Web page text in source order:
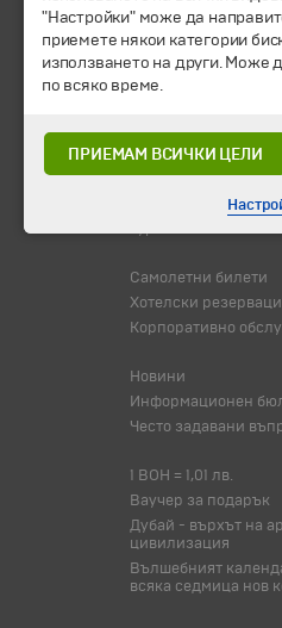
Календар
Всички програми от
Промоции
Потвърдени дати
Празници
Оферта на деня
Самолетни билети
Хотелски
Корпоративно
Новини
Информационен
Често задавани
1 BOH = 1,01 лв.
Ваучер за подарък
Дубай - върхът на
цивилизация
Вълшебният
всяка седмица нов
"Настройки" може да
приемете някои категории
използването на други. Може
по всяко време.
ПРИЕМАМ ВСИЧКИ ЦЕЛИ